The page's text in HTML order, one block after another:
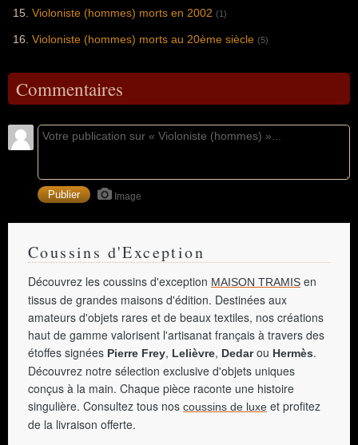
Violoniste (hommes) morts en 2002 (1)
Violoniste (hommes) morts au 20ème siècle (5)
Commentaires
Image
Coussins d'Exception
Découvrez les coussins d'exception MAISON TRAMIS en
tissus de grandes maisons d'édition. Destinées aux
amateurs d'objets rares et de beaux textiles, nos créations
haut de gamme valorisent l'artisanat français à travers des
étoffes signées Pierre Frey, Lelièvre, Dedarou Hermès.
Découvrez notre sélection exclusive d'objets uniques
conçus à la main. Chaque pièce raconte une histoire
singulière. Consultez tous nos coussins de luxe et profitez
de la livraison offerte.